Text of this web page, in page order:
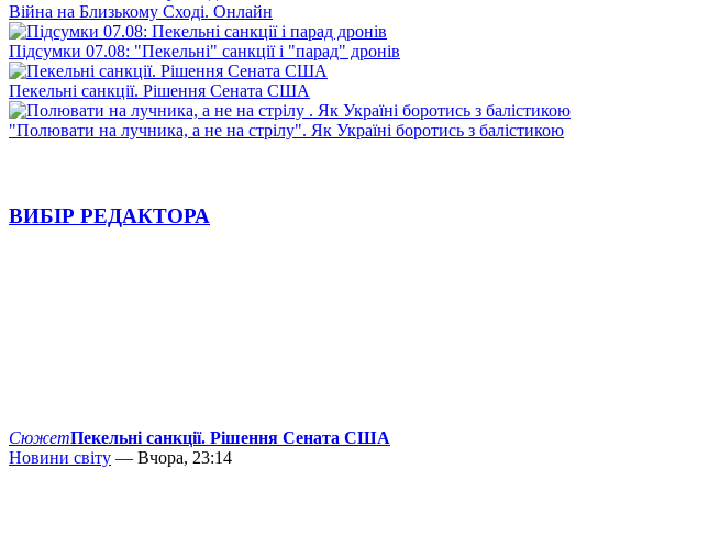
Війна на Близькому Сході. Онлайн
Підсумки 07.08: "Пекельні" санкції і "парад" дронів
Пекельні санкції. Рішення Сената США
"Полювати на лучника, а не на стрілу". Як Україні боротись з балістикою
ВИБІР РЕДАКТОРА
СюжетПекельні санкції. Рішення Сената США
Новини світу — Вчора, 23:14